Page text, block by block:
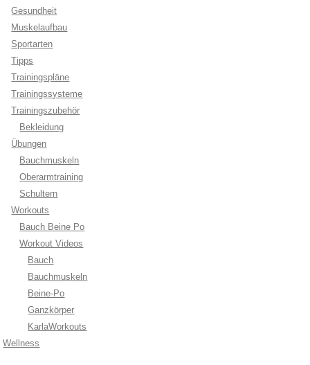
Gesundheit
Muskelaufbau
Sportarten
Tipps
Trainingspläne
Trainingssysteme
Trainingszubehör
Bekleidung
Übungen
Bauchmuskeln
Oberarmtraining
Schultern
Workouts
Bauch Beine Po
Workout Videos
Bauch
Bauchmuskeln
Beine-Po
Ganzkörper
KarlaWorkouts
Wellness